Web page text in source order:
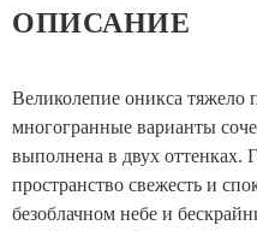
ОПИСАНИЕ
Великолепие оникса тяжело
многогранные варианты
выполнена в двух оттенках.
пространство свежесть и
безоблачном небе и